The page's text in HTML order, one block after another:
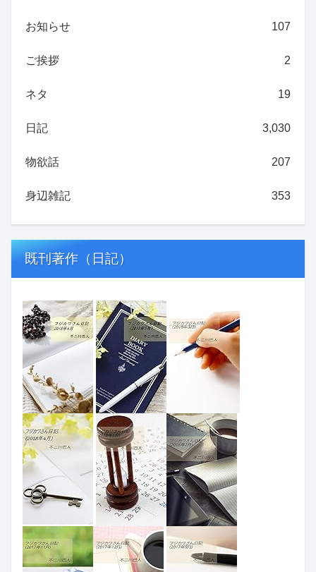
お知らせ 107
ご挨拶 2
ネタ 19
日記 3,030
物欲話 207
身辺雑記 353
既刊著作（日記）